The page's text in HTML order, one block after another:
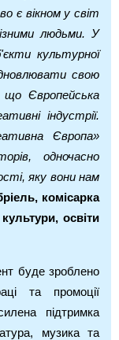
є вікном у світ
людьми. У
культурної
свою
Європейська
індустрії.
Європа»
одночасно
яку вони нам
комісарка
освіти
буде зроблено
та промоції
підтримка
музика та